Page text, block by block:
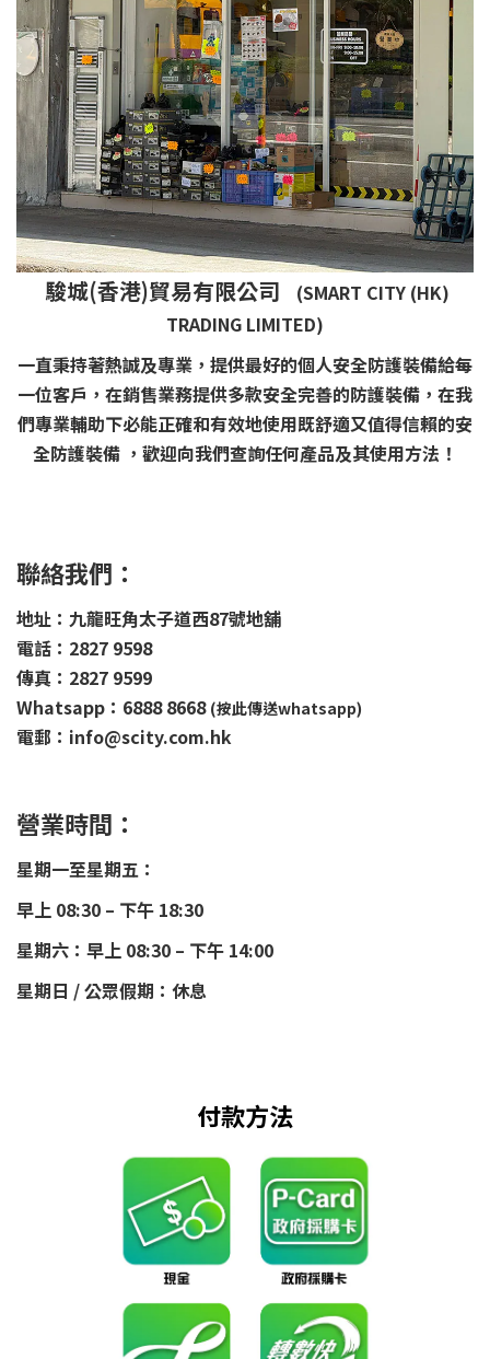
駿城(香港)貿易有限公司
(SMART CITY (HK)
TRADING LIMITED)
一直秉持著熱誠及專業，提供最好的個人安全防護裝備給每
一位客戶，在銷售業務提供多款安全完善的防護裝備，在我
們專業輔助下必能正確和有效地使用既舒適又值得信賴的安
全防護裝備 ，歡迎向我們查詢任何產品及其使用方法！
聯絡我們：
地址：九龍旺角太子道西87號地舖
電話：2827 9598
傳真：2827 9599
Whatsapp：6888 8668 (按此傳送whatsapp)
電郵：info@scity.com.hk
營業時間：
星期一至星期五：
早上 08:30 – 下午 18:30
星期六：早上 08:30 – 下午 14:00
星期日 / 公眾假期：休息
付款方法